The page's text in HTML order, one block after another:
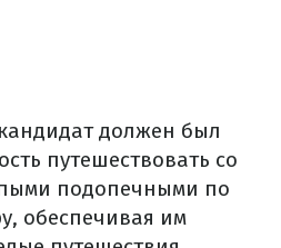
должен был
путешествовать со
подопечными по
обеспечивая им